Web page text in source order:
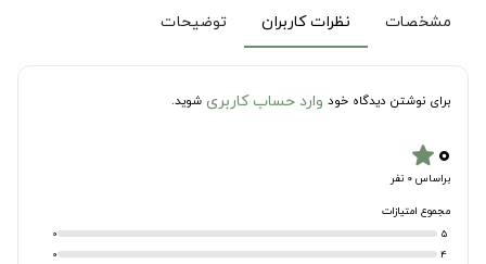
مشخصات نظرات کاربران توضیحات
برای نوشتن دیدگاه خود وارد حساب کاربری شوید.
۰star
براساس 0 نفر
مجموع امتیازات
5
0
4
0